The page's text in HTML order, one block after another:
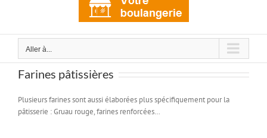
Aller à...
Farines pâtissières
Plusieurs farines sont aussi élaborées plus spécifiquement pour la
pâtisserie : Gruau rouge, farines renforcées…